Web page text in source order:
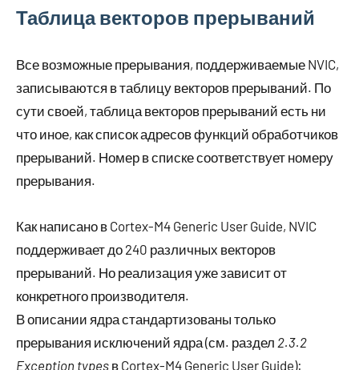
Таблица векторов прерываний
Все возможные прерывания, поддерживаемые NVIC,
записываются в таблицу векторов прерываний. По
сути своей, таблица векторов прерываний есть ни
что иное, как список адресов функций обработчиков
прерываний. Номер в списке соответствует номеру
прерывания.
Как написано в Cortex-M4 Generic User Guide, NVIC
поддерживает до 240 различных векторов
прерываний. Но реализация уже зависит от
конкретного производителя.
В описании ядра стандартизованы только
прерывания исключений ядра (см. раздел 2.3.2
Exception types в Cortex-M4 Generic User Guide):